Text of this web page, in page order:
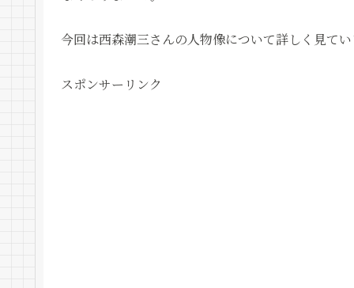
今回は西森潮三さんの人物像について詳しく見て
スポンサーリンク